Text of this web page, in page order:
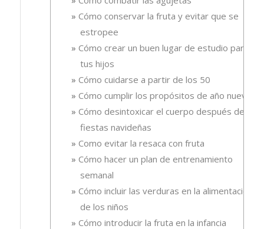
Cómo conservar la fruta y evitar que se
estropee
Cómo crear un buen lugar de estudio para
tus hijos
Cómo cuidarse a partir de los 50
Cómo cumplir los propósitos de año nuevo
Cómo desintoxicar el cuerpo después de las
fiestas navideñas
Como evitar la resaca con fruta
Cómo hacer un plan de entrenamiento
semanal
Cómo incluir las verduras en la alimentación
de los niños
Cómo introducir la fruta en la infancia